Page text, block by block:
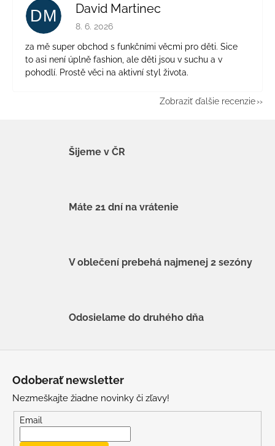
DM David Martinec
Hodnotenie obchodu je 5 z 5 hviezdičiek.
8. 6. 2026
za mě super obchod s funkčními věcmi pro děti. Sice
to asi není úplně fashion, ale děti jsou v suchu a v
pohodlí. Prostě věci na aktivní styl života.
Zobraziť ďalšie recenzie
Šijeme v ČR
Máte 21 dní na vrátenie
V oblečení prebehá najmenej 2 sezóny
Odosielame do druhého dňa
Odoberať newsletter
Nezmeškajte žiadne novinky či zľavy!
Email